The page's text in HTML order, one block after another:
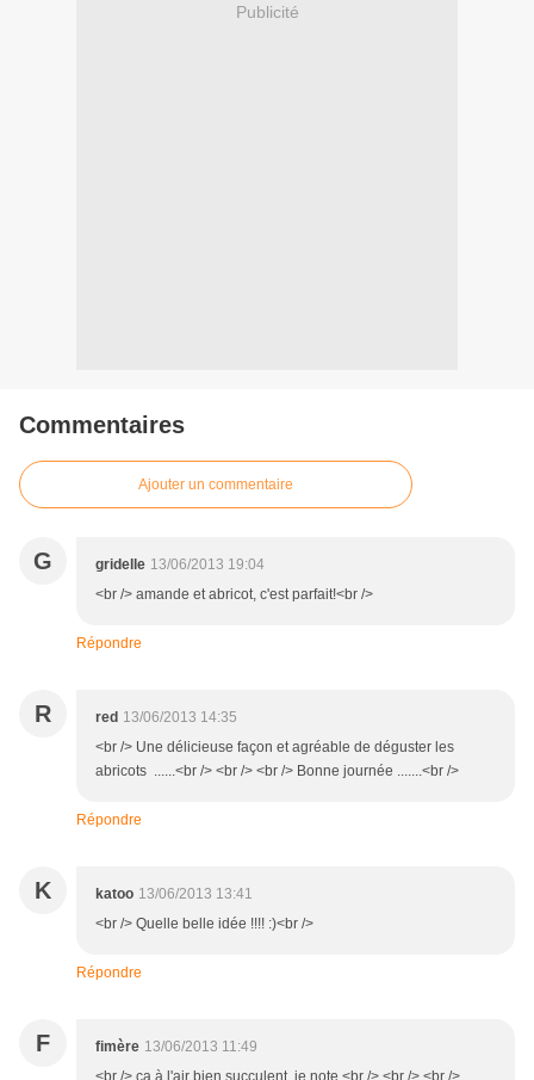
Publicité
Commentaires
Ajouter un commentaire
G gridelle 13/06/2013 19:04
<br /> amande et abricot, c'est parfait!<br />
Répondre
R red 13/06/2013 14:35
<br /> Une délicieuse façon et agréable de déguster les
abricots ......<br /> <br /> <br /> Bonne journée .......<br />
Répondre
K katoo 13/06/2013 13:41
<br /> Quelle belle idée !!!! :)<br />
Répondre
F fimère 13/06/2013 11:49
<br /> ça à l'air bien succulent, je note <br /> <br /> <br />